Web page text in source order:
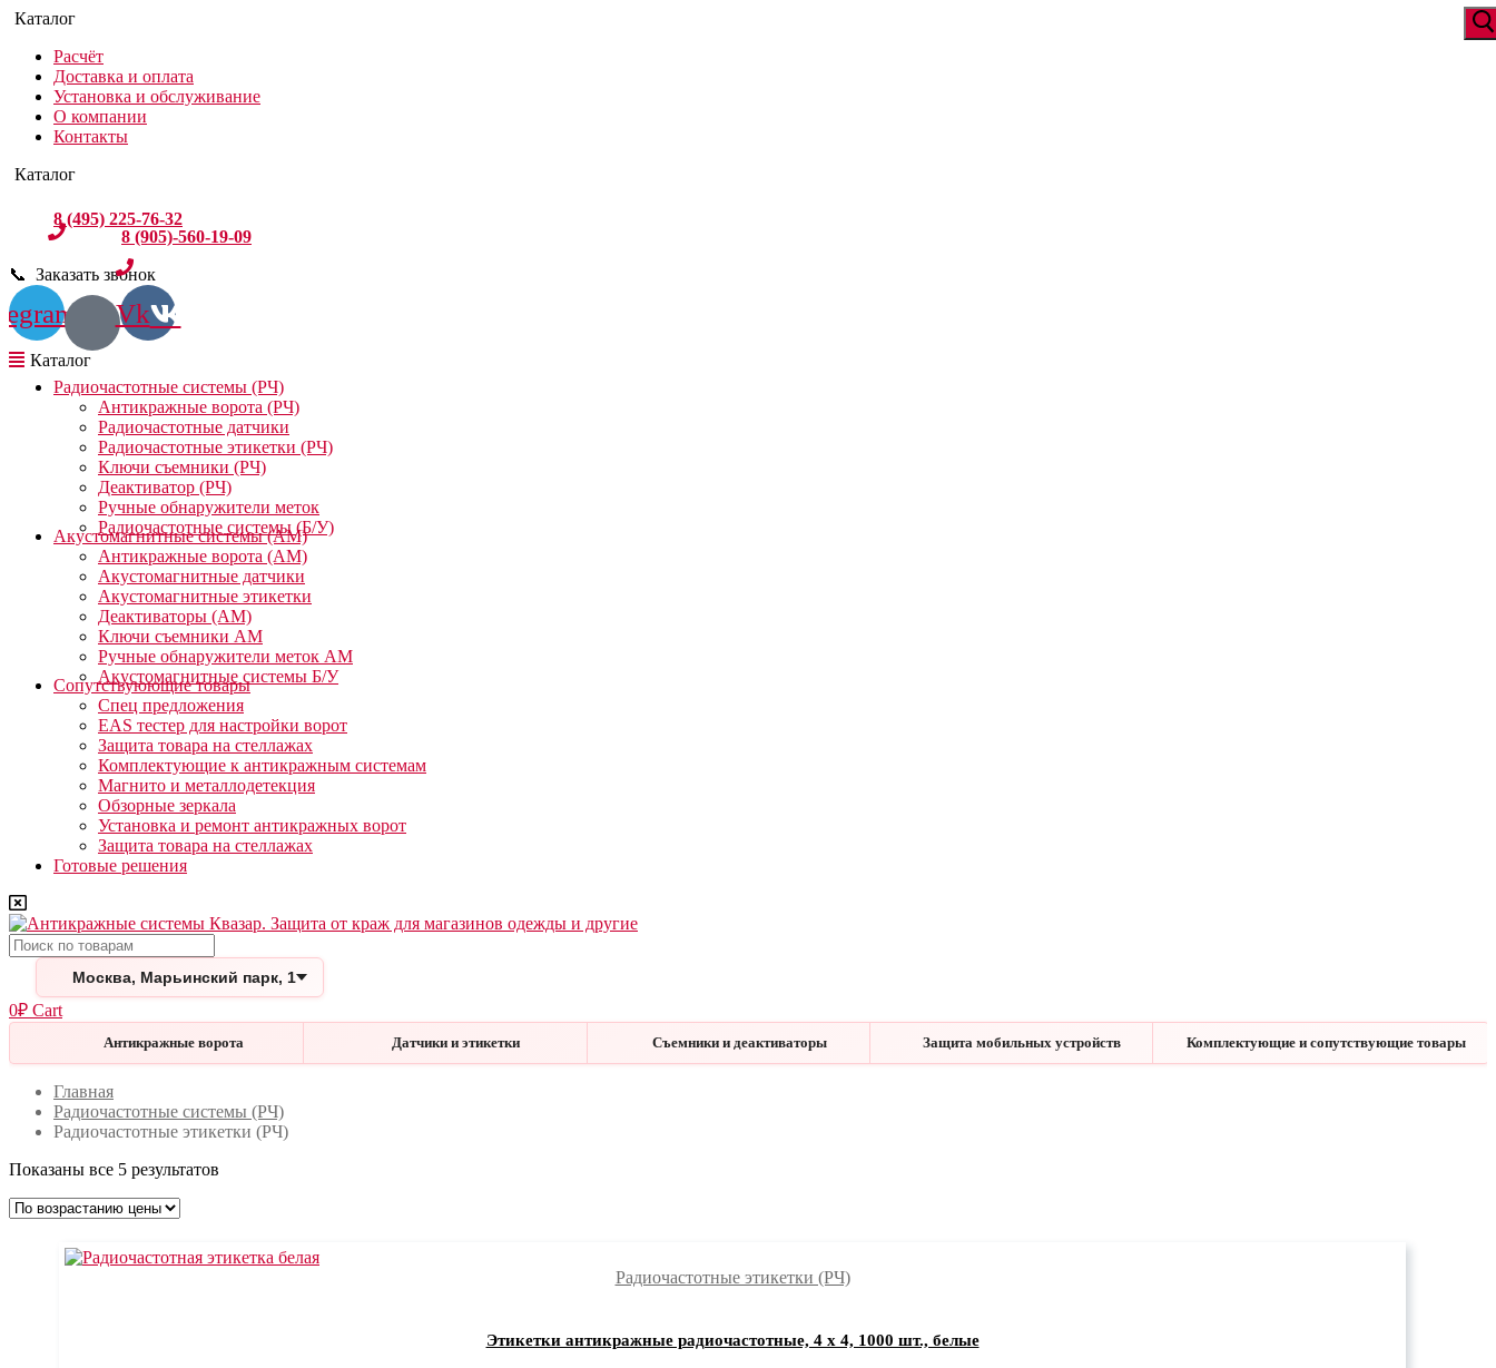
Расчёт
Доставка и оплата
Установка и обслуживание
О компании
Контакты
8 (495) 225-76-32
8 (905)-560-19-09
📞 Заказать звонок
Vk
Радиочастотные системы (РЧ)
Антикражные ворота (РЧ)
Радиочастотные датчики
Радиочастотные этикетки (РЧ)
Ключи съемники (РЧ)
Деактиватор (РЧ)
Ручные обнаружители меток
Радиочастотные системы (Б/У)
Акустомагнитные системы (АМ)
Антикражные ворота (АМ)
Акустомагнитные датчики
Акустомагнитные этикетки
Деактиваторы (АМ)
Ключи съемники АМ
Ручные обнаружители меток АМ
Акустомагнитные системы Б/У
Сопутствуюющие товары
Спец предложения
EAS тестер для настройки ворот
Защита товара на стеллажах
Комплектующие к антикражным системам
Магнито и металлодетекция
Обзорные зеркала
Установка и ремонт антикражных ворот
Защита товара на стеллажах
Готовые решения
Поиск
Москва, Марьинский парк, 1
0₽ Cart
Антикражные ворота Датчики и этикетки Съемники и деактиваторы Защита мобильных устройств Комплектующие и сопутствующие товары
Меню
ЗакрытьГлавная
Радиочастотные системы (РЧ)
Радиочастотные этикетки (РЧ)
Показаны все 5 результатов
Радиочастотные этикетки (РЧ)
Этикетки антикражные радиочастотные, 4 х 4, 1000 шт., белые